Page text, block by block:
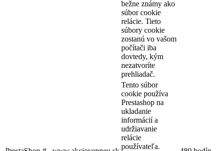
bežne známy ako
súbor cookie
relácie. Tieto
súbory cookie
zostanú vo vašom
počítači iba
dovtedy, kým
nezatvoríte
prehliadač.
Tento súbor
cookie používa
Prestashop na
ukladanie
informácií a
udržiavanie
relácie
používateľa.